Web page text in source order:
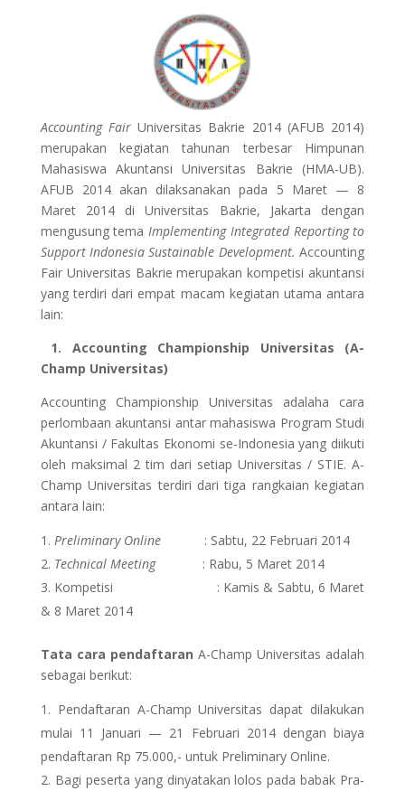
Accounting FairUniversitas Bakrie 2014 (AFUB 2014)
merupakan kegiatan tahunan terbesar Himpunan
Mahasiswa Akuntansi Universitas Bakrie (HMA-UB).
AFUB 2014 akan dilaksanakan pada 5 Maret — 8
Maret 2014 di Universitas Bakrie, Jakarta dengan
mengusung temaImplementing Integrated Reporting to
Support Indonesia Sustainable Development.Accounting
Fair Universitas Bakrie merupakan kompetisi akuntansi
yang terdiri dari empat macam kegiatan utama antara
lain:
1. Accounting Championship Universitas (A-
Champ Universitas)
Accounting Championship Universitas adalaha cara
perlombaan akuntansi antar mahasiswa Program Studi
Akuntansi / Fakultas Ekonomi se-Indonesia yang diikuti
oleh maksimal 2 tim dari setiap Universitas / STIE. A-
Champ Universitas terdiri dari tiga rangkaian kegiatan
antara lain:
Preliminary Online: Sabtu, 22 Februari 2014
Technical Meeting: Rabu, 5 Maret 2014
Kompetisi : Kamis & Sabtu, 6 Maret
& 8 Maret 2014
Tata cara pendaftaran A-Champ Universitas adalah
sebagai berikut:
Pendaftaran A-Champ Universitas dapat dilakukan
mulai 11 Januari — 21 Februari 2014 dengan biaya
pendaftaran Rp 75.000,- untuk Preliminary Online.
Bagi peserta yang dinyatakan lolos pada babak Pra-